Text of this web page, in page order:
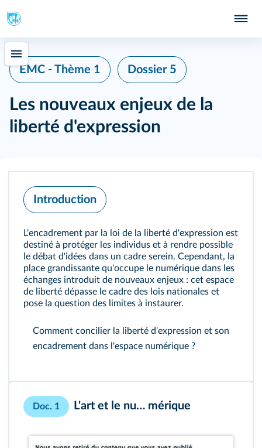
EMC - Thème 1 Dossier 5
Les nouveaux enjeux de la
liberté d'expression
Introduction
L'encadrement par la loi de la liberté d'expression est
destiné à protéger les individus et à rendre possible
le débat d'idées dans un cadre serein. Cependant, la
place grandissante qu'occupe le numérique dans les
échanges introduit de nouveaux enjeux : cet espace
de liberté dépasse le cadre des lois nationales et
pose la question des limites à instaurer.
Comment concilier la liberté d'expression et son
encadrement dans l'espace numérique ?
Doc. 1 L'art et le nu… mérique